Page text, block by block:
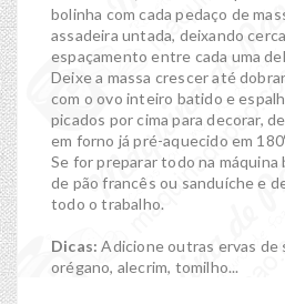
bolinha com cada pedaço de
assadeira untada, deixando
espaçamento entre cada uma
Deixe a massa crescer até
com o ovo inteiro batido e
picados por cima para decorar,
em forno já pré-aquecido em
Se for preparar todo na máquina
de pão francês ou sanduíche e
todo o trabalho.
Dicas: Adicione outras ervas de
orégano, alecrim, tomilho...